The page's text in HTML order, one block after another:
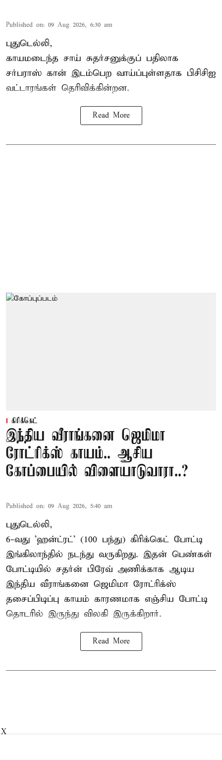
Published on: 09 Aug 2026, 6:30 am
புதுடெல்லி,
காயமடைந்த சாய் சுதர்சனுக்குப் பதிலாக
சர்பராஸ் கான் இடம்பெற வாய்ப்புள்ளதாக பிசிசிஐ
வட்டாரங்கள் தெரிவிக்கின்றன.
Read More
கிரிக்கெட்
இந்திய வீராங்கனை ஜெமிமா
ரோட்ரிக்ஸ் காயம்.. ஆசிய
கோப்பையில் விளையாடுவாரா..?
Published on: 09 Aug 2026, 5:40 am
புதுடெல்லி,
6-வது 'ஹன்ட்ரட்' (100 பந்து) கிரிக்கெட் போட்டி
இங்கிலாந்தில் நடந்து வருகிறது. இதன் பெண்கள்
போட்டியில் சதர்ன் பிரேவ் அணிக்காக ஆடிய
இந்திய வீராங்கனை ஜெமிமா ரோட்ரிக்ஸ்
தசைப்பிடிப்பு காயம் காரணமாக எஞ்சிய போட்டி
தொடரில் இருந்து விலகி இருக்கிறார்.
Read More
X